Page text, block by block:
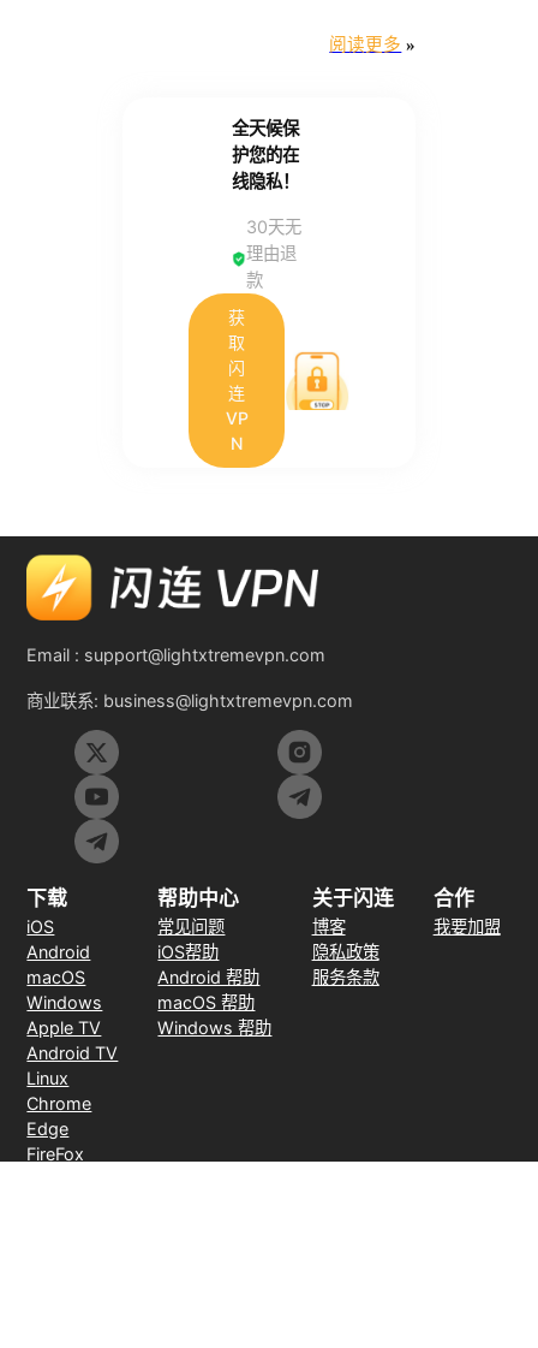
阅读更多 »
全天候保
护您的在
线隐私！
30天无
理由退
款
获
取
闪
连
VP
N
Email : support@lightxtremevpn.com
商业联系: business@lightxtremevpn.com
下载
iOS
Android
macOS
Windows
Apple TV
Android TV
Linux
Chrome
Edge
FireFox
帮助中心
常见问题
iOS帮助
Android 帮助
macOS 帮助
Windows 帮助
关于闪连
博客
隐私政策
服务条款
合作
我要加盟